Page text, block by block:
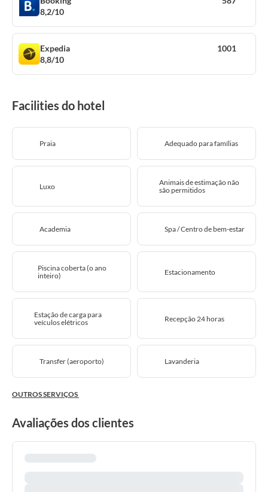
8,2/10
Expedia
8,8/10
1001
Facilities do hotel
Praia Adequado para famílias
Luxo
Animais de estimação não
são permitidos
Academia Spa / Centro de bem-estar
Piscina coberta (o ano
inteiro)
Estacionamento
Estação de carga para
veículos elétricos
Recepção 24 horas
Transfer (aeroporto) Lavanderia
OUTROS SERVIÇOS
Avaliações dos clientes